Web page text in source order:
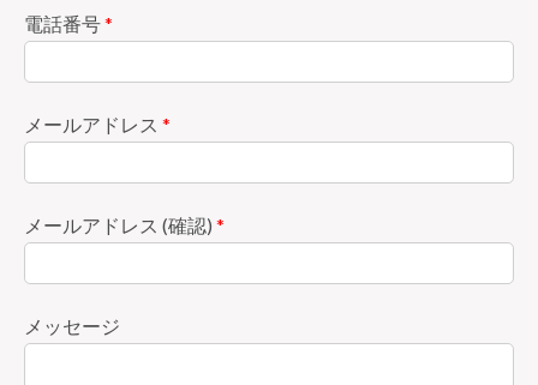
電話番号*
メールアドレス *
メールアドレス (確認) *
メッセージ